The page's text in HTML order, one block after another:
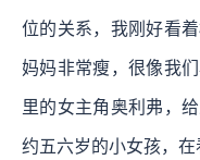
位的关系，我刚好看
妈妈非常瘦，很像我
里的女主角奥利弗，
约五六岁的小女孩，在